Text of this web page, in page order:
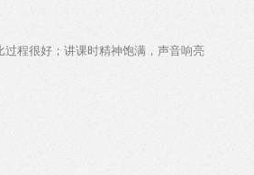
程很好；讲课时精神饱满，声音响亮